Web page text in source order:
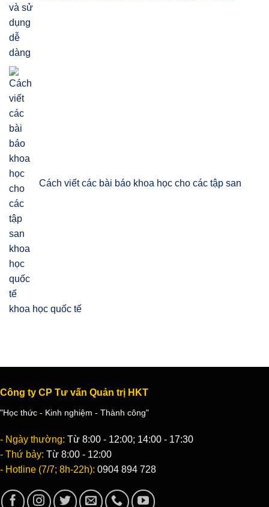
Cách viết các bài báo khoa học cho các tập san
khoa học quốc tế
Công ty CP Tư vấn Quản trị HKT
"Học thức - Kinh nghiệm - Thành công"
- Ngày thường: Từ 8:00 - 12:00; 14:00 - 17:30
- Thứ bảy: Từ 8:00 - 12:00
- Hotline (7/7; 8h-22h): 0904 894 728